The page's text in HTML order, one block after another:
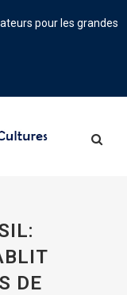
pour les grandes
DE